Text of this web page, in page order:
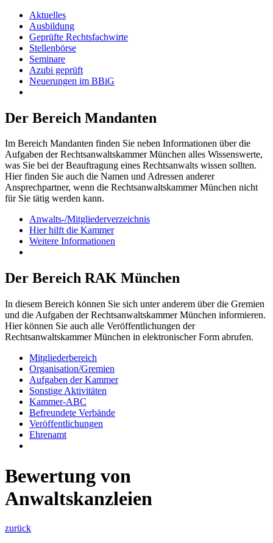
Aktuelles
Ausbildung
Geprüfte Rechtsfachwirte
Stellenbörse
Seminare
Azubi geprüft
Neuerungen im BBiG
Der Bereich Mandanten
Im Bereich Mandanten finden Sie neben Informationen über die
Aufgaben der Rechtsanwaltskammer München alles Wissenswerte,
was Sie bei der Beauftragung eines Rechtsanwalts wissen sollten.
Hier finden Sie auch die Namen und Adressen anderer
Ansprechpartner, wenn die Rechtsanwaltskammer München nicht
für Sie tätig werden kann.
Anwalts-/Mitgliederverzeichnis
Hier hilft die Kammer
Weitere Informationen
Der Bereich RAK München
In diesem Bereich können Sie sich unter anderem über die Gremien
und die Aufgaben der Rechtsanwaltskammer München informieren.
Hier können Sie auch alle Veröffentlichungen der
Rechtsanwaltskammer München in elektronischer Form abrufen.
Mitgliederbereich
Organisation/Gremien
Aufgaben der Kammer
Sonstige Aktivitäten
Kammer-ABC
Befreundete Verbände
Veröffentlichungen
Ehrenamt
Bewertung von
Anwaltskanzleien
zurück